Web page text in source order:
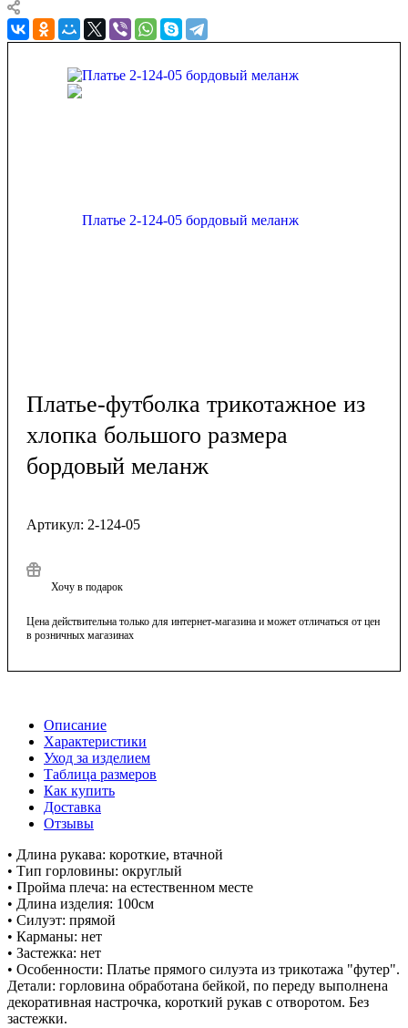
Платье-футболка трикотажное из
хлопка большого размера
бордовый меланж
Артикул: 2-124-05
Хочу в подарок
Цена действительна только для интернет-магазина и может отличаться от цен
в розничных магазинах
Описание
Характеристики
Уход за изделием
Таблица размеров
Как купить
Доставка
Отзывы
• Длина рукава: короткие, втачной
• Тип горловины: округлый
• Пройма плеча: на естественном месте
• Длина изделия: 100см
• Силуэт: прямой
• Карманы: нет
• Застежка: нет
• Особенности: Платье прямого силуэта из трикотажа "футер".
Детали: горловина обработана бейкой, по переду выполнена
декоративная настрочка, короткий рукав с отворотом. Без
застежки.